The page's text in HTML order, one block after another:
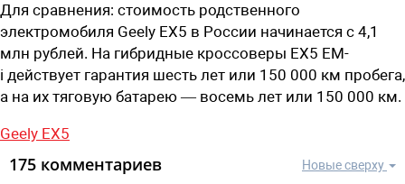
Для сравнения: стоимость родственного
электромобиля Geely EX5 в России начинается с 4,1
млн рублей. На гибридные кроссоверы EX5 EM-
i действует гарантия шесть лет или 150 000 км пробега,
а на их тяговую батарею — восемь лет или 150 000 км.
Geely EX5
Новые сверху
175 комментариев